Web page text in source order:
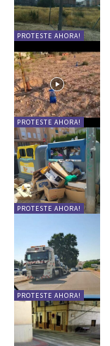
PROTESTE AHORA!
PROTESTE AHORA!
PROTESTE AHORA!
PROTESTE AHORA!